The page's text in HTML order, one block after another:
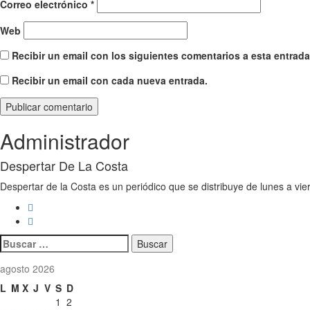
Correo electrónico *
Web
Recibir un email con los siguientes comentarios a esta
Recibir un email con cada nueva entrada.
Administrador
Despertar De La Costa
Despertar de la Costa es un periódico que se distribuye de lunes a
Buscar:
agosto 2026
L M X J V S D
1 2